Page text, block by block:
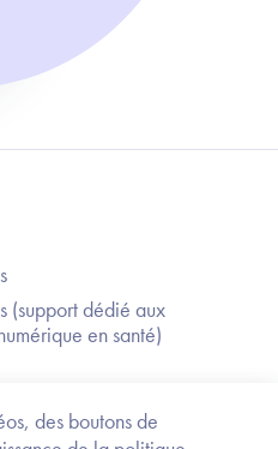
des boutons de
ANS
(support dédié aux
en santé)